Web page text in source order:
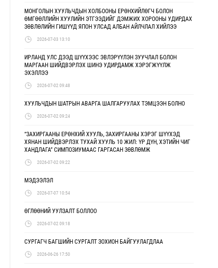
МОНГОЛЫН ХУУЛЬЧДЫН ХОЛБООНЫ ЕРӨНХИЙЛӨГЧ БОЛОН
ӨМГӨӨЛЛИЙН ХУУЛИЙН ЭТГЭЭДИЙГ ДЭМЖИХ ХОРООНЫ УДИРДАХ
ЗӨВЛӨЛИЙН ГИШҮҮД ЯПОН УЛСАД АЛБАН АЙЛЧЛАЛ ХИЙЛЭЭ
2026-07-03 13:10
ИРЛАНД УЛС ДЭЭД ШҮҮХЭЭС ЭВЛЭРҮҮЛЭН ЗУУЧЛАЛ БОЛОН
МАРГААН ШИЙДВЭРЛЭХ ШИНЭ УДИРДАМЖ ХЭРЭГЖҮҮЛЖ
ЭХЭЛЛЭЭ
2026-07-02 09:48
ХУУЛЬЧДЫН ШАТРЫН АВАРГА ШАЛГАРУУЛАХ ТЭМЦЭЭН БОЛНО
2026-07-02 09:24
“ЗАХИРГААНЫ ЕРӨНХИЙ ХУУЛЬ, ЗАХИРГААНЫ ХЭРЭГ ШҮҮХЭД
ХЯНАН ШИЙДВЭРЛЭХ ТУХАЙ ХУУЛЬ 10 ЖИЛ: ҮР ДҮН, ХЭТИЙН ЧИГ
ХАНДЛАГА” СИМПОЗИУМААС ГАРГАСАН ЗӨВЛӨМЖ
2026-07-02 09:22
МЭДЭЭЛЭЛ
2026-07-07 10:54
ӨГЛӨӨНИЙ УУЛЗАЛТ БОЛЛОО
2026-07-02 09:18
СУРГАГЧ БАГШИЙН СУРГАЛТ ЗОХИОН БАЙГУУЛАГДЛАА
2026-06-26 17:50